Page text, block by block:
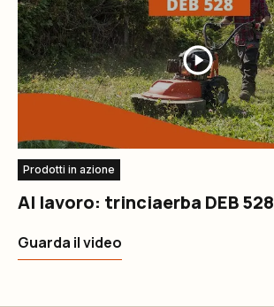
Prodotti in azione
Al lavoro: trinciaerba DEB 528
Guarda il video